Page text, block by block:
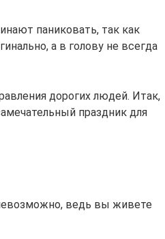
паниковать, так как
а в голову не всегда
дорогих людей. Итак,
праздник для
ведь вы живете